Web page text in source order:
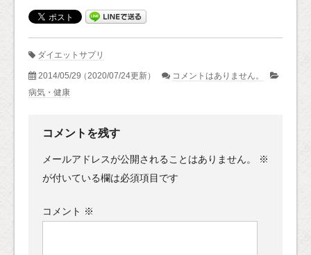
ダイエットサプリ
2014/05/29（2020/07/24更新）
コメントはありません。
病気・健康
コメントを残す
メールアドレスが公開されることはありません。
※
が付いている欄は必須項目です
コメント ※